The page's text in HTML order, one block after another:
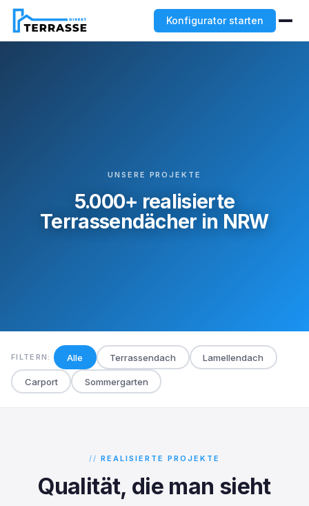
Konfigurator starten
UNSERE PROJEKTE
5.000+ realisierte
Terrassendächer in NRW
FILTERN: Alle Terrassendach Lamellendach
Carport Sommergarten
REALISIERTE PROJEKTE
Qualität, die man sieht